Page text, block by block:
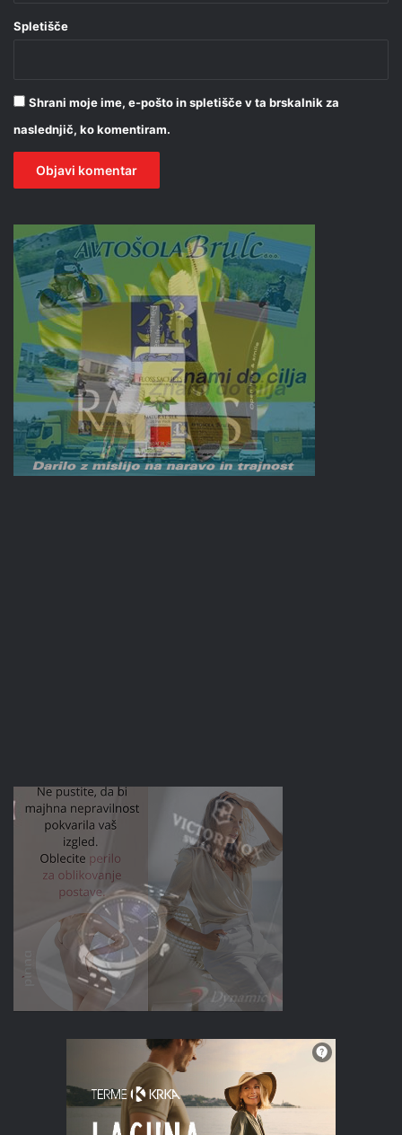
Spletišče
Shrani moje ime, e-pošto in spletišče v ta brskalnik za
naslednjič, ko komentiram.